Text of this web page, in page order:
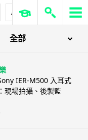
AirPods Pro 3
全部
IER-M500 入耳式
現場拍攝、後製監